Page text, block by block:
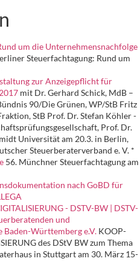
um die Unternehmensnachfolge
Steuerfachtagung: Rund um
zur Anzeigepflicht für
mit Dr. Gerhard Schick, MdB –
90/Die Grünen, WP/StB Fritz
StB Prof. Dr. Stefan Köhler -
Prof. Dr.
Universität am 20.3. in Berlin,
Steuerberaterverband e. V. *
56. Münchner Steuerfachtagung am
nach GoBD für
- DSTV-BW | DSTV-
und
Württemberg e.V. KOOP-
des DStV BW zum Thema
in Stuttgart am 30. März 15-